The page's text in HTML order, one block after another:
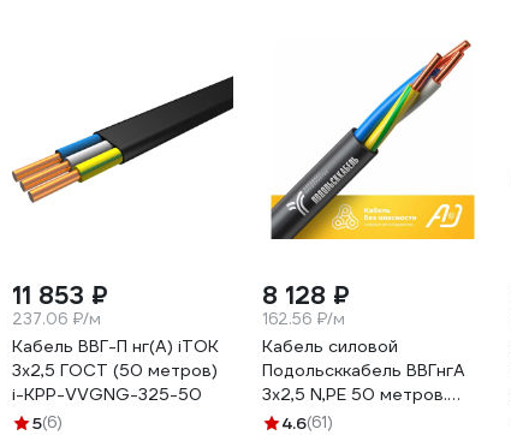
11 853 ₽
237.06 ₽/м
Кабель ВВГ-П нг(А) iTOK
3x2,5 ГОСТ (50 метров)
i-KPP-VVGNG-325-50
5(6)
8 128 ₽
162.56 ₽/м
Кабель силовой
Подольсккабель ВВГнгА
3x2,5 N,PE 50 метров.
68922-50
4.6(61)